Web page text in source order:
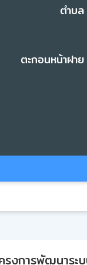
ตำบล
ตะกอนหน้าฝาย
รงการพัฒนาระ